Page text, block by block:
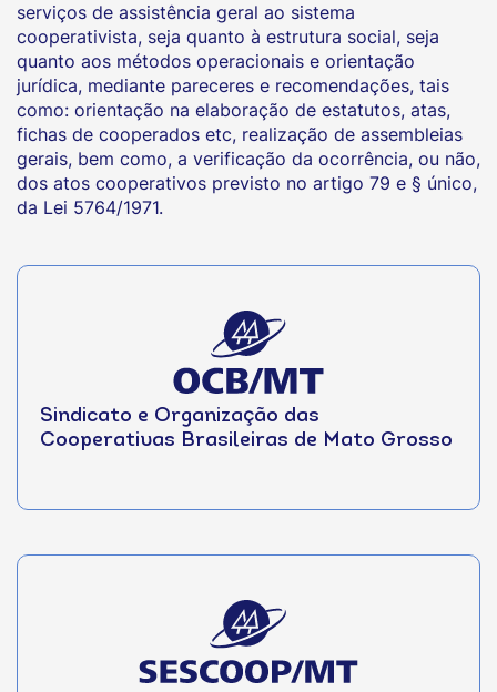
serviços de assistência geral ao sistema
cooperativista, seja quanto à estrutura social, seja
quanto aos métodos operacionais e orientação
jurídica, mediante pareceres e recomendações, tais
como: orientação na elaboração de estatutos, atas,
fichas de cooperados etc, realização de assembleias
gerais, bem como, a verificação da ocorrência, ou não,
dos atos cooperativos previsto no artigo 79 e § único,
da Lei 5764/1971.
Sindicato e Organização das
Cooperativas Brasileiras de Mato Grosso